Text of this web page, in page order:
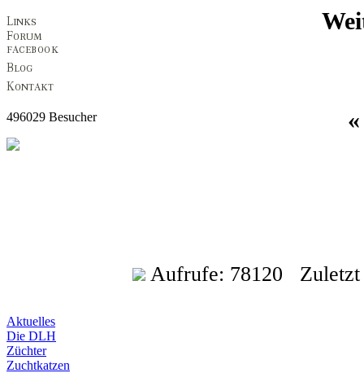
496029 Besucher
Aufrufe: 78120 Zuletzt
Aktuelles
Die DLH
Züchter
Zuchtkatzen